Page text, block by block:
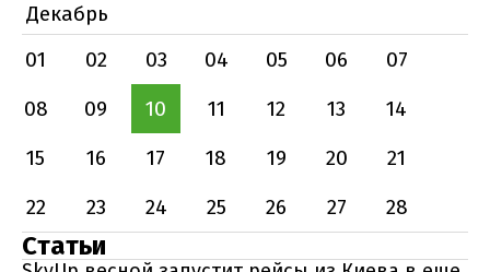
Декабрь
01
02 03 04 05 06
07
08
09 10 11 12 13
14
15
16 17 18 19 20
21
22
23 24 25 26 27 28
Статьи